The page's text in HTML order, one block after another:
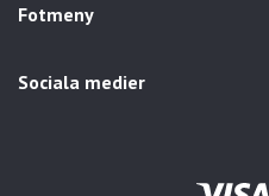
Fotmeny
Sociala medier